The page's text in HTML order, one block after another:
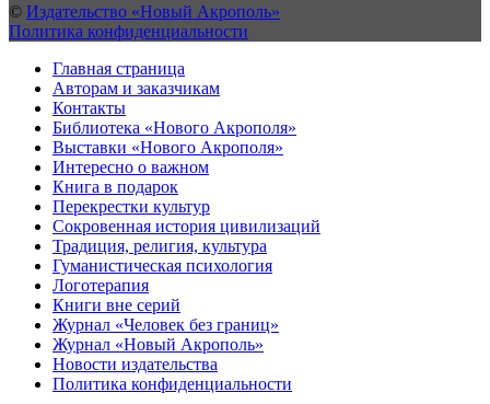
© Издательство «Новый Акрополь»
Политика конфиденциальности
Главная страница
Авторам и заказчикам
Контакты
Библиотека «Нового Акрополя»
Выставки «Нового Акрополя»
Интересно о важном
Книга в подарок
Перекрестки культур
Сокровенная история цивилизаций
Традиция, религия, культура
Гуманистическая психология
Логотерапия
Книги вне серий
Журнал «Человек без границ»
Журнал «Новый Акрополь»
Новости издательства
Политика конфиденциальности